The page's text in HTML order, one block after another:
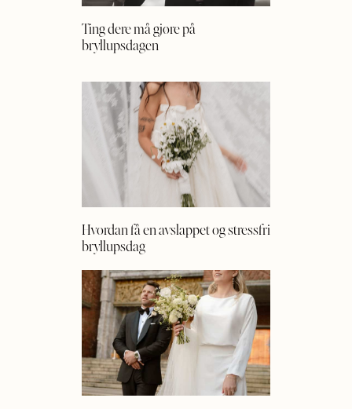
Ting dere må gjøre på
bryllupsdagen
Hvordan få en avslappet og stressfri
bryllupsdag